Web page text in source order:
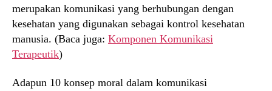
merupakan komunikasi yang berhubungan dengan
kesehatan yang digunakan sebagai kontrol kesehatan
manusia. (Baca juga: Komponen Komunikasi
Terapeutik)
Adapun 10 konsep moral dalam komunikasi